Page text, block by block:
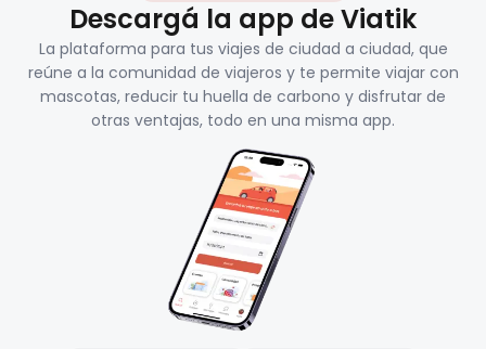
Descargá la app de Viatik
La plataforma para tus viajes de ciudad a ciudad, que
reúne a la comunidad de viajeros y te permite viajar con
mascotas, reducir tu huella de carbono y disfrutar de
otras ventajas, todo en una misma app.